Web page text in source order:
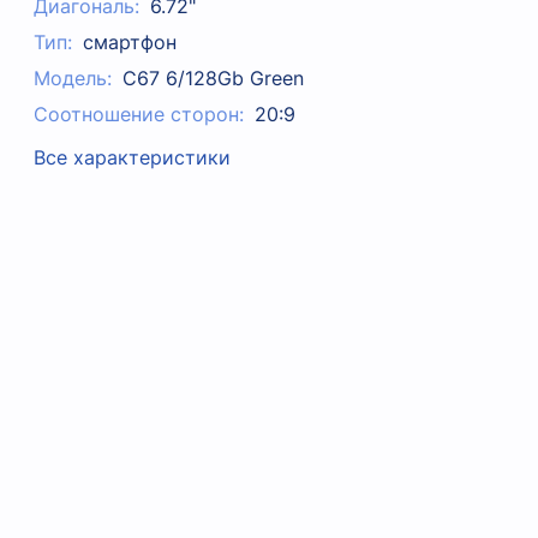
Диагональ: 6.72"
Тип: смартфон
Модель: C67 6/128Gb Green
Соотношение сторон: 20:9
Все характеристики